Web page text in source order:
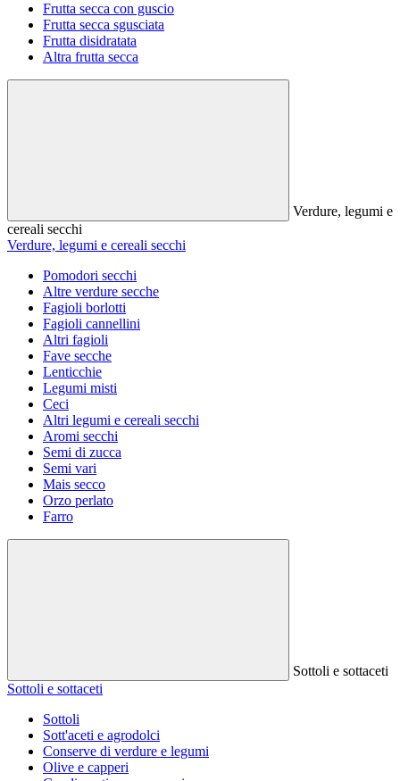
Frutta secca con guscio
Frutta secca sgusciata
Frutta disidratata
Altra frutta secca
Verdure, legumi e
cereali secchi
Verdure, legumi e cereali secchi
Pomodori secchi
Altre verdure secche
Fagioli borlotti
Fagioli cannellini
Altri fagioli
Fave secche
Lenticchie
Legumi misti
Ceci
Altri legumi e cereali secchi
Aromi secchi
Semi di zucca
Semi vari
Mais secco
Orzo perlato
Farro
Sottoli e sottaceti
Sottoli e sottaceti
Sottoli
Sott'aceti e agrodolci
Conserve di verdure e legumi
Olive e capperi